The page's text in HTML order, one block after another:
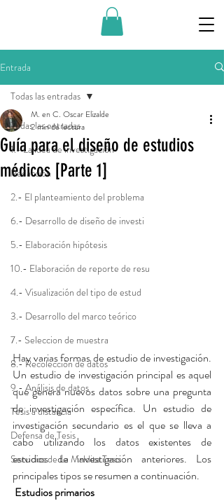
Entrada
Todas las entradas
1.- La idea de investigación
Redacción
2.- El planteamiento del problema
6.- Desarrollo de diseño de investi
5.- Elaboración hipótesis
10.- Elaboración de reporte de resu
4.- Visualización del tipo de estud
3.- Desarrollo del marco teórico
7.- Seleccion de muestra
8.- Recolección de datos
9.- Análisis de datos
Tesis a distancia
Defensa de Tesis
Servicios de La Maldita Tesis
Todas las entradas
Guía para el diseño de estudios
médicos [Parte 1]
M. en C. Oscar Elizalde
2 min de lectura
Hay varias formas de estudio de investigación.
Un estudio de investigación principal es aquel
que genera nuevos datos sobre una pregunta
de investigación específica. Un estudio de
investigación secundario es el que se lleva a
cabo utilizando los datos existentes de
estudios de investigación anteriores. Los
principales tipos se resumen a continuación.
Estudios primarios